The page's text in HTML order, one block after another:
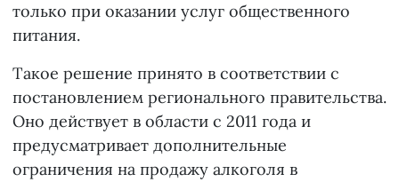
только при оказании услуг общественного
питания.
Такое решение принято в соответствии с
постановлением регионального правительства.
Оно действует в области с 2011 года и
предусматривает дополнительные
ограничения на продажу алкоголя в